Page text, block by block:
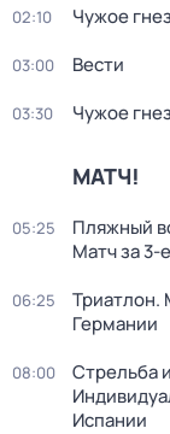
02:10 Чужое
03:00 Вести
03:30 Чужое
МАТЧ!
05:25
Пляжный
Матч за 3-
06:25
Триатлон.
Германии
08:00
Стрельба
Испании